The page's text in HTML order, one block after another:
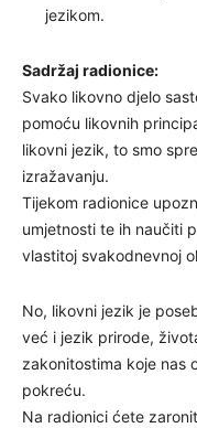
jezikom.
Sadržaj radionice:
Svako likovno djelo
pomoću likovnih
likovni jezik, to smo
izražavanju.
Tijekom radionice
umjetnosti te ih naučiti
vlastitoj svakodnevnoj
No, likovni jezik je
već i jezik prirode,
zakonitostima koje nas
pokreću.
Na radionici ćete